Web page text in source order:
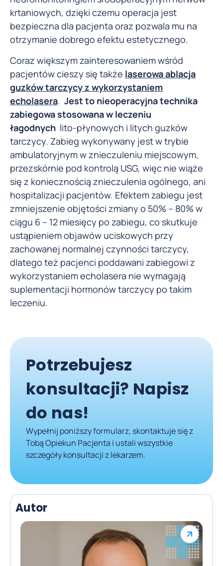
krtaniowych, dzięki czemu operacja jest
bezpieczna dla pacjenta oraz pozwala mu na
otrzymanie dobrego efektu estetycznego.
Coraz większym zainteresowaniem wśród
pacjentów cieszy się także laserowa ablacja
guzków tarczycy z wykorzystaniem
echolasera. Jest to nieoperacyjna technika
zabiegowa stosowana w leczeniu
łagodnych lito-płynowych i litych guzków
tarczycy. Zabieg wykonywany jest w trybie
ambulatoryjnym w znieczuleniu miejscowym,
przezskórnie pod kontrolą USG, więc nie wiąże
się z koniecznością znieczulenia ogólnego, ani
hospitalizacji pacjentów. Efektem zabiegu jest
zmniejszenie objętości zmiany o 50% – 80% w
ciągu 6 – 12 miesięcy po zabiegu, co skutkuje
ustąpieniem objawów uciskowych przy
zachowanej normalnej czynności tarczycy,
dlatego też pacjenci poddawani zabiegowi z
wykorzystaniem echolasera nie wymagają
suplementacji hormonów tarczycy po takim
leczeniu.
Potrzebujesz
konsultacji? Napisz
do nas!
Wypełnij poniższy formularz, skontaktuje się z
Tobą Opiekun Pacjenta i ustali wszystkie
szczegóły konsultacji z lekarzem.
Autor